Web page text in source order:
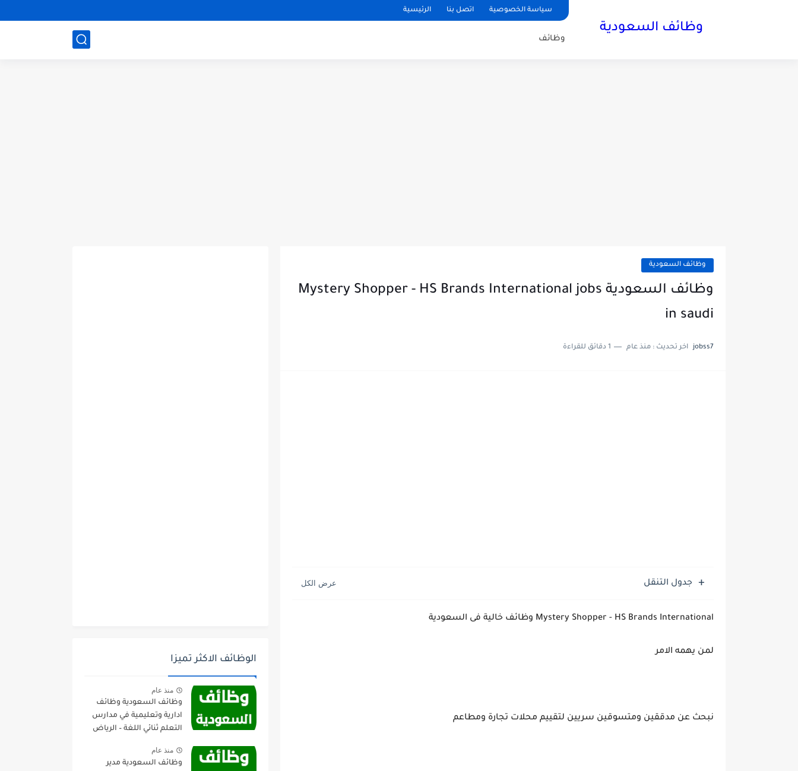
سياسة الخصوصية اتصل بنا الرئيسية
وظائف السعودية
وظائف
وظائف السعودية
وظائف السعودية Mystery Shopper - HS Brands International jobs
in saudi
jobss7 اخر تحديث : منذ عام 1 دقائق للقراءة
جدول التنقل
Mystery Shopper - HS Brands International وظائف خالية فى السعودية
لمن يهمه الامر
نبحث عن مدققين ومتسوقين سريين لتقييم محلات تجارة ومطاعم
الوظائف الاكثر تميزا
منذ عام
وظائف السعودية وظائف
ادارية وتعليمية في مدارس
التعلم ثنائي اللغة – الرياض
منذ عام
وظائف السعودية مدير